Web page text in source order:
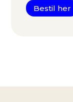
Bestil her